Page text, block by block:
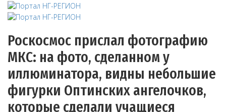
Роскосмос прислал фотографию
МКС: на фото, сделанном у
иллюминатора, видны небольшие
фигурки Оптинских ангелочков,
которые сделали учащиеся